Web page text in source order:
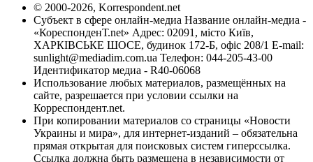
© 2000-2026, Korrespondent.net
Субъект в сфере онлайн-медиа Название онлайн-медиа -
«КореспонденТ.net» Адрес: 02091, місто Київ,
ХАРКІВСЬКЕ ШОСЕ, будинок 172-Б, офіс 208/1 E-mail:
sunlight@mediadim.com.ua Телефон: 044-205-43-00
Идентификатор медиа - R40-06068
Использование любых материалов, размещённых на
сайте, разрешается при условии ссылки на
Корреспондент.net.
При копировании материалов со страницы «Новости
Украины и мира», для интернет-изданий – обязательна
прямая открытая для поисковых систем гиперссылка.
Ссылка должна быть размещена в независимости от